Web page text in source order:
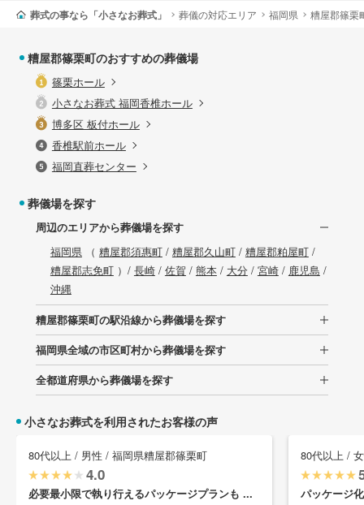
葬式の事なら「小さなお葬式」 葬儀の対応エリア 福岡県 糟屋郡篠栗
糟屋郡篠栗町のおすすめの葬儀場
篠栗ホール
小さなお葬式 福岡香椎ホール
博多区 板付ホール
香椎駅前ホール
福岡直葬センター
葬儀場を探す
周辺のエリアから葬儀場を探す
福岡県（ 糟屋郡須惠町/ 糟屋郡久山町/ 糟屋郡粕屋町/
糟屋郡志免町）/ 長崎/ 佐賀 / 熊本/ 大分 / 宮崎/ 鹿児島 /
沖縄
糟屋郡篠栗町の駅沿線から葬儀場を探す
福岡県全域の市区町村から葬儀場を探す
全都道府県から葬儀場を探す
小さなお葬式を利用されたお客様の声
80代以上 / 男性 / 福岡県糟屋郡篠栗町
4.0
必要最小限で執り行えるパッケージプランも ...
80代以上 /
パッケージ